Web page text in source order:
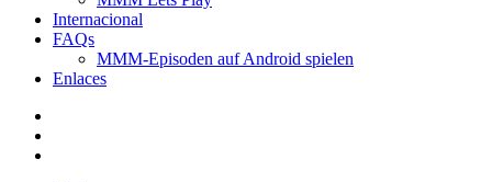
Internacional
FAQs
MMM-Episoden auf Android spielen
Enlaces